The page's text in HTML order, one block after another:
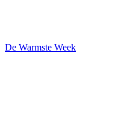
De Warmste Week